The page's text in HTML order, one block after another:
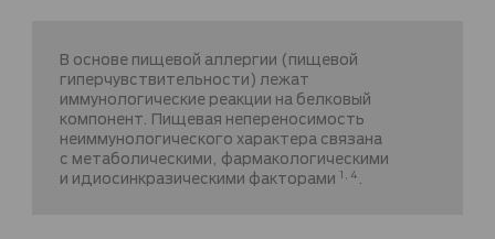
В основе пищевой аллергии (пищевой
гиперчувствительности) лежат
иммунологические реакции на белковый
компонент. Пищевая непереносимость
неиммунологического характера связана
с метаболическими, фармакологическими
и идиосинкразическими факторами 1, 4